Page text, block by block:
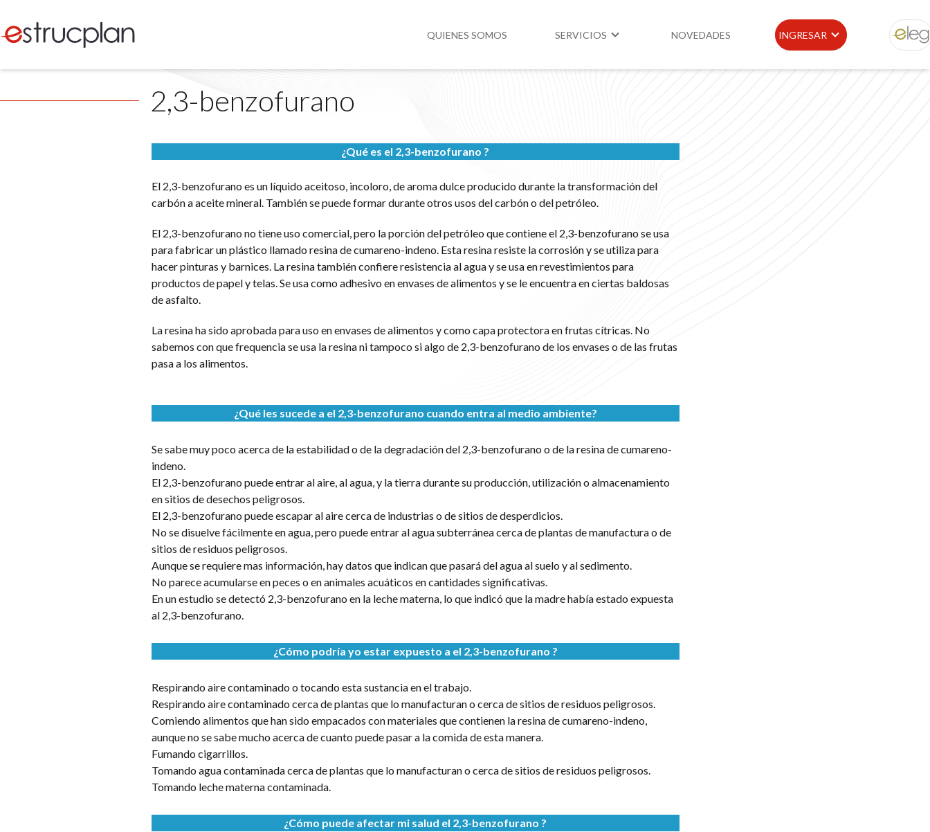
QUIENES SOMOS SERVICIOS
Legislación
NOVEDADES INGRESAR ELEG
2,3-benzofurano
¿Qué es el 2,3-benzofurano ?
El 2,3-benzofurano es un líquido aceitoso, incoloro, de aroma dulce producido durante la transformación del
carbón a aceite mineral. También se puede formar durante otros usos del carbón o del petróleo.
El 2,3-benzofurano no tiene uso comercial, pero la porción del petróleo que contiene el 2,3-benzofurano se usa
para fabricar un plástico llamado resina de cumareno-indeno. Esta resina resiste la corrosión y se utiliza para
hacer pinturas y barnices. La resina también confiere resistencia al agua y se usa en revestimientos para
productos de papel y telas. Se usa como adhesivo en envases de alimentos y se le encuentra en ciertas baldosas
de asfalto.
La resina ha sido aprobada para uso en envases de alimentos y como capa protectora en frutas cítricas. No
sabemos con que frequencia se usa la resina ni tampoco si algo de 2,3-benzofurano de los envases o de las frutas
pasa a los alimentos.
¿Qué les sucede a el 2,3-benzofurano cuando entra al medio ambiente?
Se sabe muy poco acerca de la estabilidad o de la degradación del 2,3-benzofurano o de la resina de cumareno-
indeno.
El 2,3-benzofurano puede entrar al aire, al agua, y la tierra durante su producción, utilización o almacenamiento
en sitios de desechos peligrosos.
El 2,3-benzofurano puede escapar al aire cerca de industrias o de sitios de desperdicios.
No se disuelve fácilmente en agua, pero puede entrar al agua subterránea cerca de plantas de manufactura o de
sitios de residuos peligrosos.
Aunque se requiere mas información, hay datos que indican que pasará del agua al suelo y al sedimento.
No parece acumularse en peces o en animales acuáticos en cantidades significativas.
En un estudio se detectó 2,3-benzofurano en la leche materna, lo que indicó que la madre había estado expuesta
al 2,3-benzofurano.
¿Cómo podría yo estar expuesto a el 2,3-benzofurano ?
Respirando aire contaminado o tocando esta sustancia en el trabajo.
Respirando aire contaminado cerca de plantas que lo manufacturan o cerca de sitios de residuos peligrosos.
Comiendo alimentos que han sido empacados con materiales que contienen la resina de cumareno-indeno,
aunque no se sabe mucho acerca de cuanto puede pasar a la comida de esta manera.
Fumando cigarrillos.
Tomando agua contaminada cerca de plantas que lo manufacturan o cerca de sitios de residuos peligrosos.
Tomando leche materna contaminada.
¿Cómo puede afectar mi salud el 2,3-benzofurano ?